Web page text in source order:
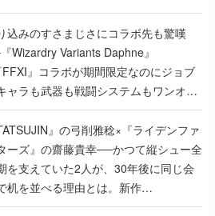
込みのすさまじさにコラボ先も驚嘆
Wizardry Variants Daphne』
FFXI』コラボが期間限定なのにジョブ
ャラも武器も戦闘システムもワンオフ
り込まれた理由を両ディレクターに聞
』の弓削雅稔×『ライデンファ
ーズ』の齋藤貴幸──かつて縦シュー全
を支えていた2人が、30年後に同じ会
机を並べる理由とは。新作
EXTREME』で初タッグを組